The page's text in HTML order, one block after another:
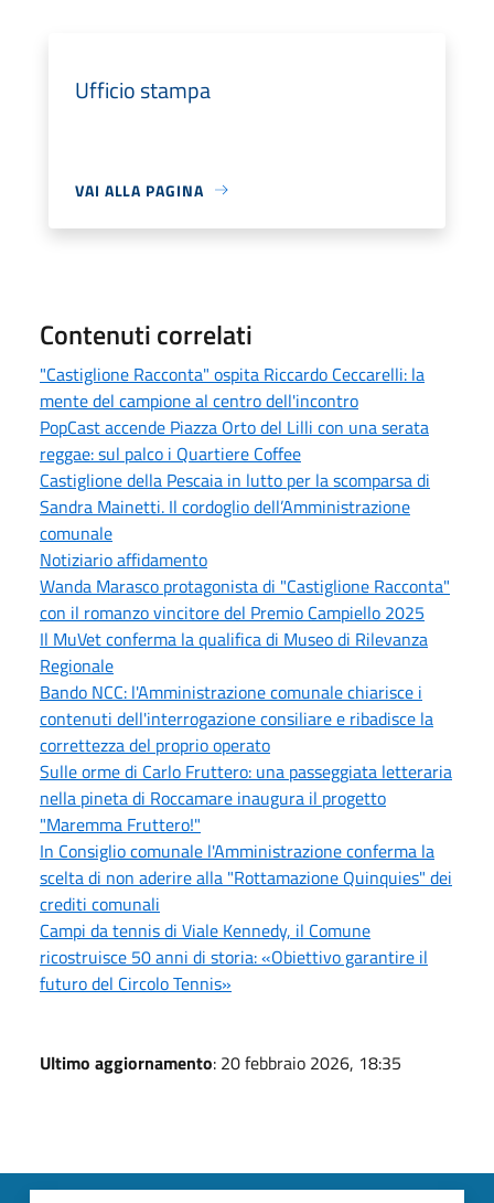
Ufficio stampa
VAI ALLA PAGINA
Contenuti correlati
"Castiglione Racconta" ospita Riccardo Ceccarelli: la
mente del campione al centro dell'incontro
PopCast accende Piazza Orto del Lilli con una serata
reggae: sul palco i Quartiere Coffee
Castiglione della Pescaia in lutto per la scomparsa di
Sandra Mainetti. Il cordoglio dell’Amministrazione
comunale
Notiziario affidamento
Wanda Marasco protagonista di "Castiglione Racconta"
con il romanzo vincitore del Premio Campiello 2025
Il MuVet conferma la qualifica di Museo di Rilevanza
Regionale
Bando NCC: l'Amministrazione comunale chiarisce i
contenuti dell'interrogazione consiliare e ribadisce la
correttezza del proprio operato
Sulle orme di Carlo Fruttero: una passeggiata letteraria
nella pineta di Roccamare inaugura il progetto
"Maremma Fruttero!"
In Consiglio comunale l'Amministrazione conferma la
scelta di non aderire alla "Rottamazione Quinquies" dei
crediti comunali
Campi da tennis di Viale Kennedy, il Comune
ricostruisce 50 anni di storia: «Obiettivo garantire il
futuro del Circolo Tennis»
Ultimo aggiornamento: 20 febbraio 2026, 18:35